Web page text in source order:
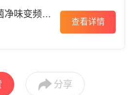
净味变频冰
查看详情
 分享